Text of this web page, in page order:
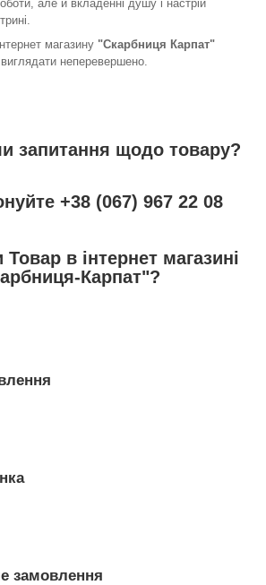
але й вкладенні душу і настрій
магазину "Скарбниця Карпат"
неперевершено.
запитання щодо товару?
+38 (067) 967 22 08
в інтернет магазині
Карпат"?
замовлення